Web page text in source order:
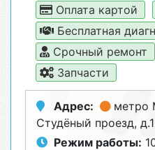
Оплата картой
Бесплатная
Срочный ремонт
Запчасти
Адрес: метро
Студёный проезд,
Режим работы: